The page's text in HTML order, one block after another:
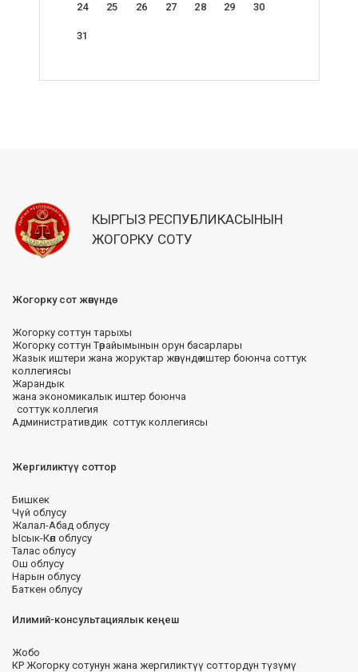
24 25 26 27 28 29 30
31
КЫРГЫЗ РЕСПУБЛИКАСЫНЫН
ЖОГОРКУ СОТУ
Жогорку сот жөнүндө
Жогорку соттун тарыхы
Жогорку соттун Төрайымынын орун басарлары
Жазык иштери жана жоруктар жөнүндө иштер боюнча соттук
коллегиясы
Жарандык
жана экономикалык иштер боюнча
соттук коллегия
Административдик соттук коллегиясы
Жергиликтүү соттор
Бишкек
Чүй облусу
Жалал-Абад облусу
Ысык-Көл облусу
Талас облусу
Ош облусу
Нарын облусу
Баткен облусу
Илимий-консультациялык кеңеш
Жобо
КР Жогорку сотунун жана жергиликтүү соттордун түзүмү